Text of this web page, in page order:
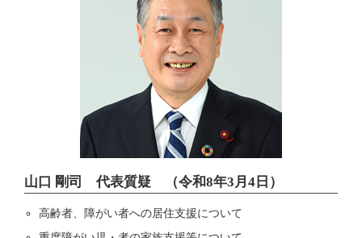
山口 剛司 代表質疑 （令和8年3月4日）
高齢者、障がい者への居住支援について